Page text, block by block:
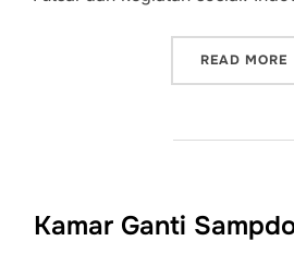
READ MORE
Kamar Ganti